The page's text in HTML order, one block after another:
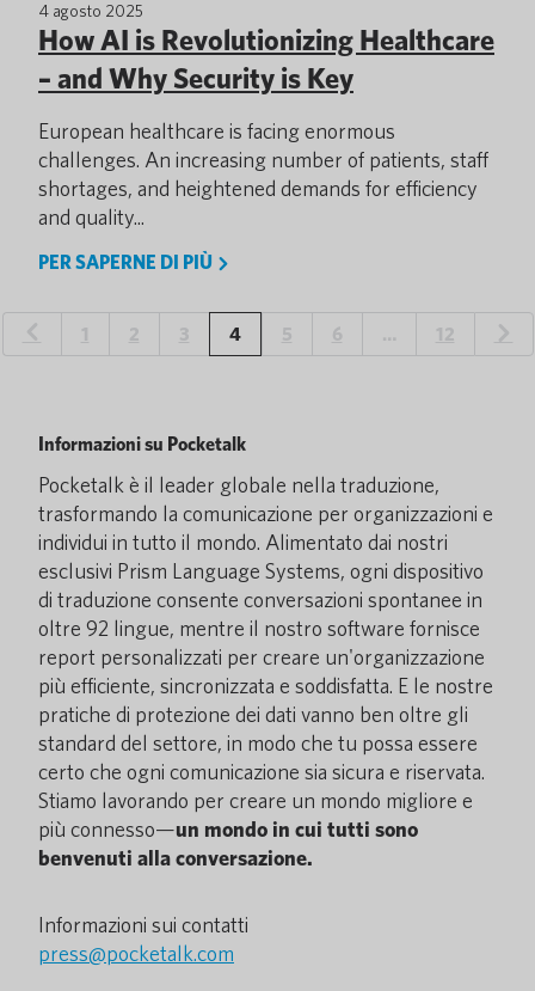
4 agosto 2025
How AI is Revolutionizing Healthcare
– and Why Security is Key
European healthcare is facing enormous
challenges. An increasing number of patients, staff
shortages, and heightened demands for efficiency
and quality...
PER SAPERNE DI PIÙ
1 2 3 4 5 6 … 12
Informazioni su Pocketalk
Pocketalk è il leader globale nella traduzione,
trasformando la comunicazione per organizzazioni e
individui in tutto il mondo. Alimentato dai nostri
esclusivi Prism Language Systems, ogni dispositivo
di traduzione consente conversazioni spontanee in
oltre 92 lingue, mentre il nostro software fornisce
report personalizzati per creare un'organizzazione
più efficiente, sincronizzata e soddisfatta. E le nostre
pratiche di protezione dei dati vanno ben oltre gli
standard del settore, in modo che tu possa essere
certo che ogni comunicazione sia sicura e riservata.
Stiamo lavorando per creare un mondo migliore e
più connesso—un mondo in cui tutti sono
benvenuti alla conversazione.
Informazioni sui contatti
press@pocketalk.com